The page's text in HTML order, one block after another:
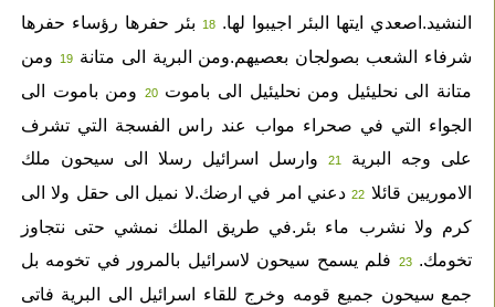
النشيد.اصعدي ايتها البئر اجيبوا لها. 18بئر حفرها رؤساء حفرها
شرفاء الشعب بصولجان بعصيهم.ومن البرية الى متانة 19ومن
متانة الى نحليئيل ومن نحليئيل الى باموت 20ومن باموت الى
الجواء التي في صحراء مواب عند راس الفسجة التي تشرف
على وجه البرية
21وارسل اسرائيل رسلا الى سيحون ملك
الاموريين قائلا 22دعني امر في ارضك.لا نميل الى حقل ولا الى
كرم ولا نشرب ماء بئر.في طريق الملك نمشي حتى نتجاوز
تخومك. 23فلم يسمح سيحون لاسرائيل بالمرور في تخومه بل
جمع سيحون جميع قومه وخرج للقاء اسرائيل الى البرية فاتى